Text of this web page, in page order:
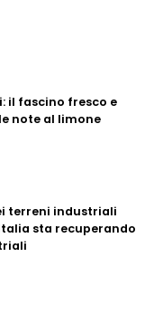
il fascino fresco e
note al limone
terreni industriali
sta recuperando